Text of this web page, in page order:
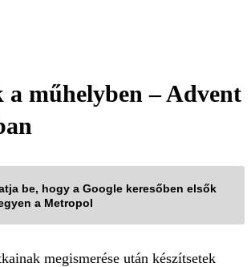
a műhelyben – Advent
be, hogy a Google keresőben elsők
a Metropol
megismerése után készítsetek